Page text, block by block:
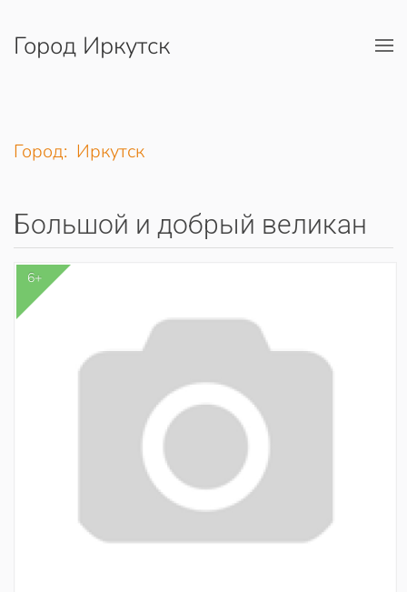
Перейти к содержимому
Город Иркутск
Город: Иркутск
Большой и добрый великан
6+